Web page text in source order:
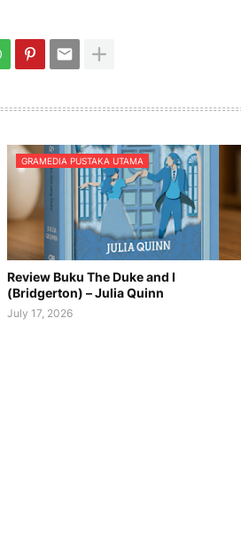
GRAMEDIA PUSTAKA UTAMA
Review Buku The Duke and I
(Bridgerton) – Julia Quinn
July 17, 2026